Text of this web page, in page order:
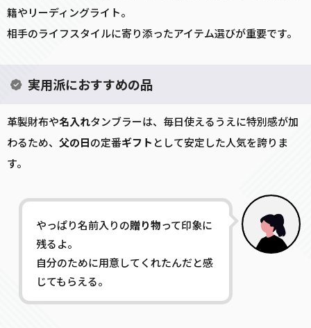
籍やリーディングライト。
相手のライフスタイルに寄り添ったアイテム選びが重要です。
実用派におすすめの品
革製財布や名入れタンブラーは、毎日使えるうえに特別感が加
わるため、 父の日の定番ギフト として安定した人気を誇りま
す。
やっぱり名前入りの贈り物って印象に
残るよ。
自分のために用意してくれたんだと感
じてもらえる。